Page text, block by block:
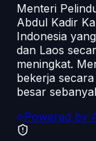
Menteri
Abdul Kadir
Indonesia
dan Laos
meningkat.
bekerja
besar
Powered by